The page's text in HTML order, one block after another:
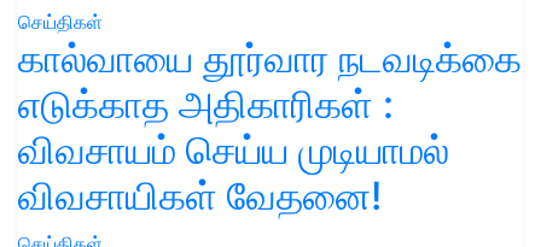
செய்திகள்
கால்வாயை தூர்வார நடவடிக்கை
எடுக்காத அதிகாரிகள் :
விவசாயம் செய்ய முடியாமல்
விவசாயிகள் வேதனை!